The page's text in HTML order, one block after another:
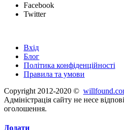
Facebook
Twitter
Вхід
Блог
Політика конфіденційності
Правила та умови
Copyright 2012-2020 ©
Адміністрація сайту не несе
оголошення.
Додати